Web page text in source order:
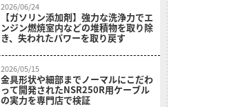
2026/06/24
【ガソリン添加剤】強力な洗浄力でエ
ンジン燃焼室内などの堆積物を取り除
き、失われたパワーを取り戻す
2026/05/15
金具形状や細部までノーマルにこだわ
って開発されたNSR250R用ケーブル
の実力を専門店で検証